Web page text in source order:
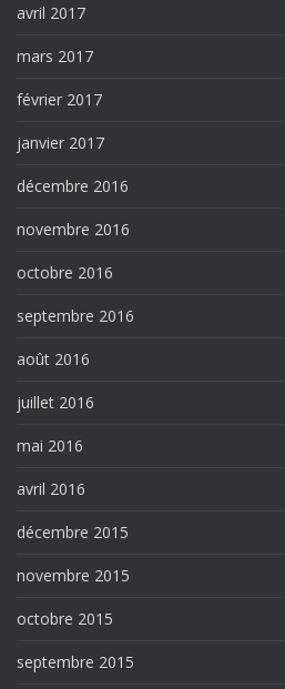
avril 2017
mars 2017
février 2017
janvier 2017
décembre 2016
novembre 2016
octobre 2016
septembre 2016
août 2016
juillet 2016
mai 2016
avril 2016
décembre 2015
novembre 2015
octobre 2015
septembre 2015